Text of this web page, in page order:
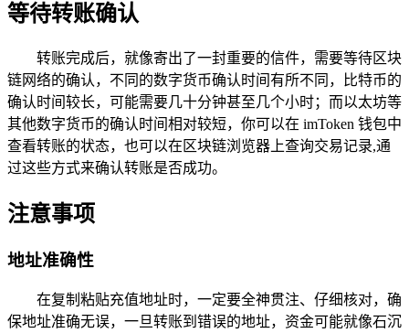
等待转账确认
转账完成后，就像寄出了一封重要的信件，需要等待区块
链网络的确认，不同的数字货币确认时间有所不同，比特币的
确认时间较长，可能需要几十分钟甚至几个小时；而以太坊等
其他数字货币的确认时间相对较短，你可以在 imToken 钱包中
查看转账的状态，也可以在区块链浏览器上查询交易记录,通
过这些方式来确认转账是否成功。
注意事项
地址准确性
在复制粘贴充值地址时，一定要全神贯注、仔细核对，确
保地址准确无误，一旦转账到错误的地址，资金可能就像石沉